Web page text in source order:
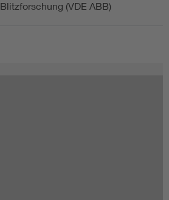
Blitzforschung (VDE ABB)